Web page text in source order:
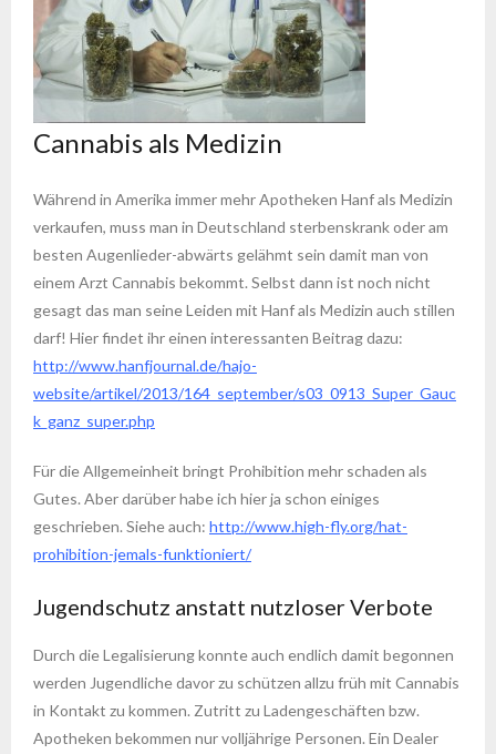
Cannabis als Medizin
Während in Amerika immer mehr Apotheken Hanf als Medizin
verkaufen, muss man in Deutschland sterbenskrank oder am
besten Augenlieder-abwärts gelähmt sein damit man von
einem Arzt Cannabis bekommt. Selbst dann ist noch nicht
gesagt das man seine Leiden mit Hanf als Medizin auch stillen
darf! Hier findet ihr einen interessanten Beitrag dazu:
http://www.hanfjournal.de/hajo-
website/artikel/2013/164_september/s03_0913_Super_Gauc
k_ganz_super.php
Für die Allgemeinheit bringt Prohibition mehr schaden als
Gutes. Aber darüber habe ich hier ja schon einiges
geschrieben. Siehe auch: http://www.high-fly.org/hat-
prohibition-jemals-funktioniert/
Jugendschutz anstatt nutzloser Verbote
Durch die Legalisierung konnte auch endlich damit begonnen
werden Jugendliche davor zu schützen allzu früh mit Cannabis
in Kontakt zu kommen. Zutritt zu Ladengeschäften bzw.
Apotheken bekommen nur volljährige Personen. Ein Dealer